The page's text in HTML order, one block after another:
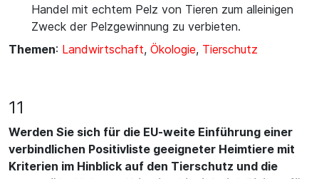
Handel mit echtem Pelz von Tieren zum alleinigen
Zweck der Pelzgewinnung zu verbieten.
Themen: Landwirtschaft, Ökologie, Tierschutz
11
Werden Sie sich für die EU-weite Einführung einer
verbindlichen Positivliste geeigneter Heimtiere mit
Kriterien im Hinblick auf den Tierschutz und die